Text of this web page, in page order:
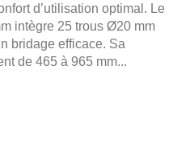
d’utilisation optimal. Le
intègre 25 trous Ø20 mm
bridage efficace. Sa
de 465 à 965 mm...